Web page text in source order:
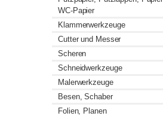
WC-Papier
Klammerwerkzeuge
Cutter und Messer
Scheren
Schneidwerkzeuge
Malerwerkzeuge
Besen, Schaber
Folien, Planen